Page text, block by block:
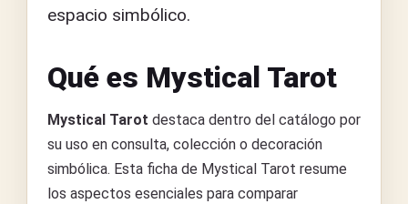
espacio simbólico.
Qué es Mystical Tarot
Mystical Tarot destaca dentro del catálogo por
su uso en consulta, colección o decoración
simbólica. Esta ficha de Mystical Tarot resume
los aspectos esenciales para comparar